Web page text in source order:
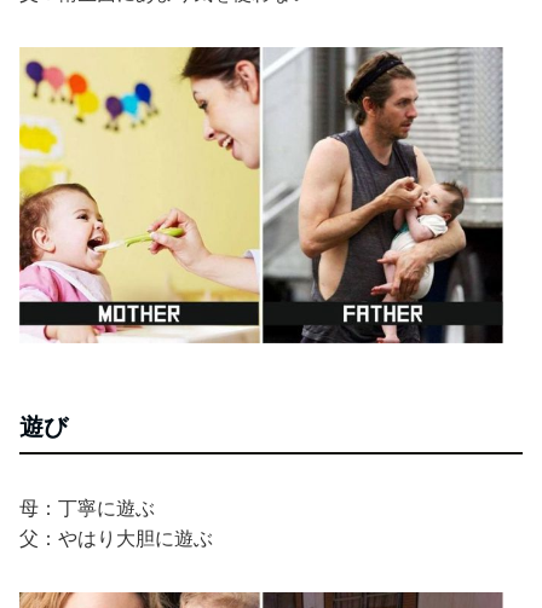
遊び
母：丁寧に遊ぶ
父：やはり大胆に遊ぶ